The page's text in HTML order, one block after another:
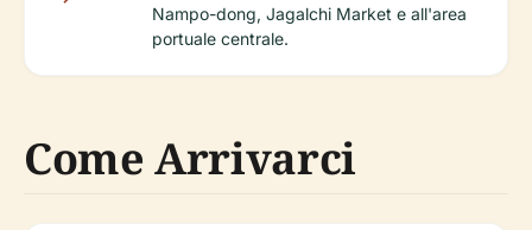
Nampo-dong, Jagalchi Market e all'area
portuale centrale.
Come Arrivarci